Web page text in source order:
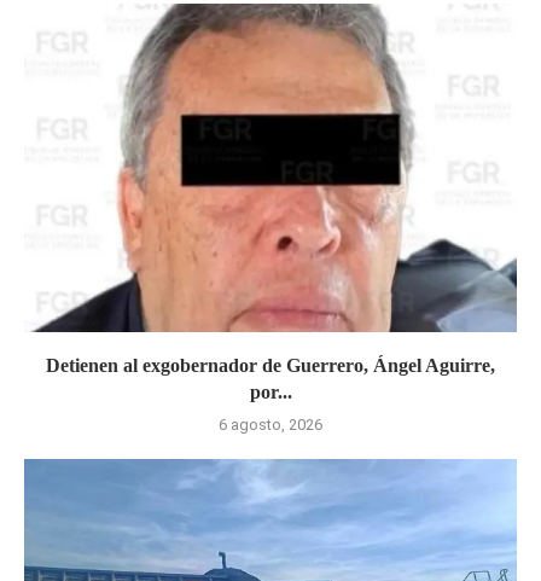
Detienen al exgobernador de Guerrero, Ángel Aguirre,
por...
6 agosto, 2026